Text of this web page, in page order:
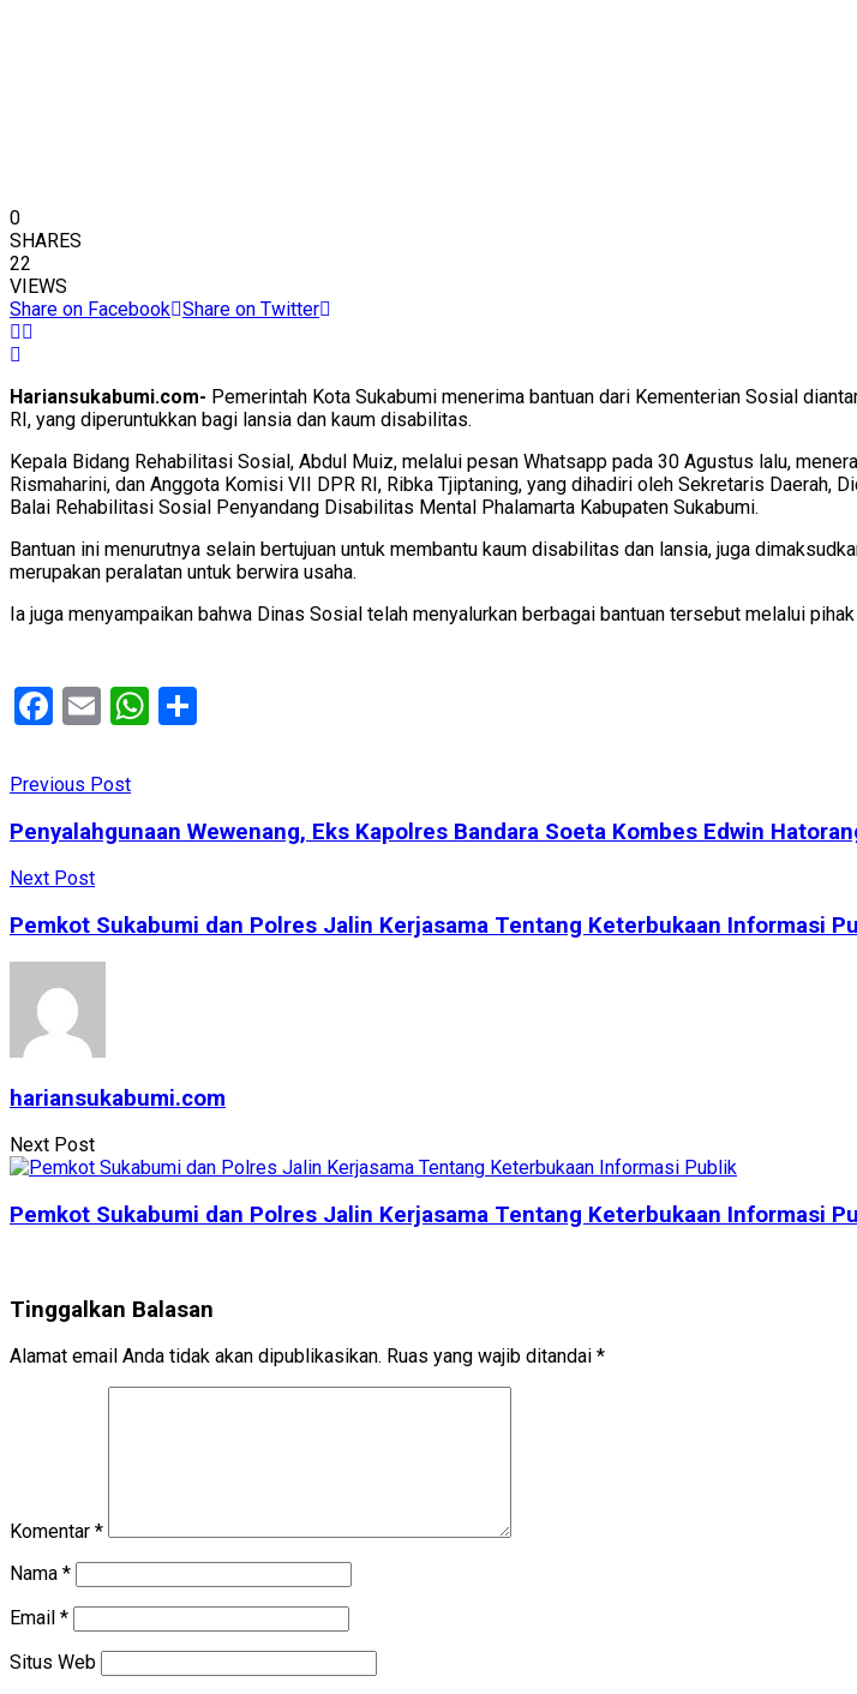
0
SHARES
22
VIEWS
Share on Facebook Share on Twitter
Hariansukabumi.com- Pemerintah Kota Sukabumi menerima bantuan dari Kementerian Sosial
RI, yang diperuntukkan bagi lansia dan kaum disabilitas.
Kepala Bidang Rehabilitasi Sosial, Abdul Muiz, melalui pesan Whatsapp pada 30 Agustus lalu,
Rismaharini, dan Anggota Komisi VII DPR RI, Ribka Tjiptaning, yang dihadiri oleh Sekretaris
Balai Rehabilitasi Sosial Penyandang Disabilitas Mental Phalamarta Kabupaten Sukabumi.
Bantuan ini menurutnya selain bertujuan untuk membantu kaum disabilitas dan lansia, juga
merupakan peralatan untuk berwira usaha.
Ia juga menyampaikan bahwa Dinas Sosial telah menyalurkan berbagai bantuan tersebut melalui
Facebook
EmailWhatsApp
Previous Post
Penyalahgunaan Wewenang, Eks Kapolres Bandara Soeta Kombes Edwin
Next Post
Pemkot Sukabumi dan Polres Jalin Kerjasama Tentang Keterbukaan Informasi
hariansukabumi.com
Next Post
Pemkot Sukabumi dan Polres Jalin Kerjasama Tentang Keterbukaan Informasi
Tinggalkan Balasan
Alamat email Anda tidak akan dipublikasikan. Ruas yang wajib ditandai *
Komentar *
Nama *
Email *
Situs Web